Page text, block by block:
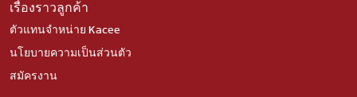
เรื่องราวลูกค้า
ตัวแทนจำหน่าย Kacee
นโยบายความเป็นส่วนตัว
สมัครงาน